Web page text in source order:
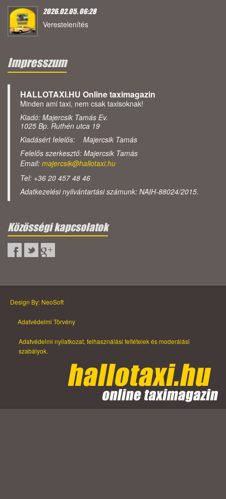
2026.02.05. 06:28
Verestelenítés
Impresszum
HALLOTAXI.HU Online taximagazin
Minden ami taxi, nem csak taxisoknak!
Kiadó: Majercsik Tamás Ev.
1025 Bp. Ruthén utca 19
Kiadásért felelős: Majercsik Tamás
Felelős szerkesztő: Majercsik Tamás
Email: majercsik@hallotaxi.hu
Tel: +36 20 457 48 46
Adatkezelési nyilvántartási számunk: NAIH-88024/2015.
Közösségi kapcsolatok
Design By: NeoSoft
Adatvédelmi Törvény
Adatvédelmi nyilatkozat, felhasználási feltételek és moderálási
szabályok.